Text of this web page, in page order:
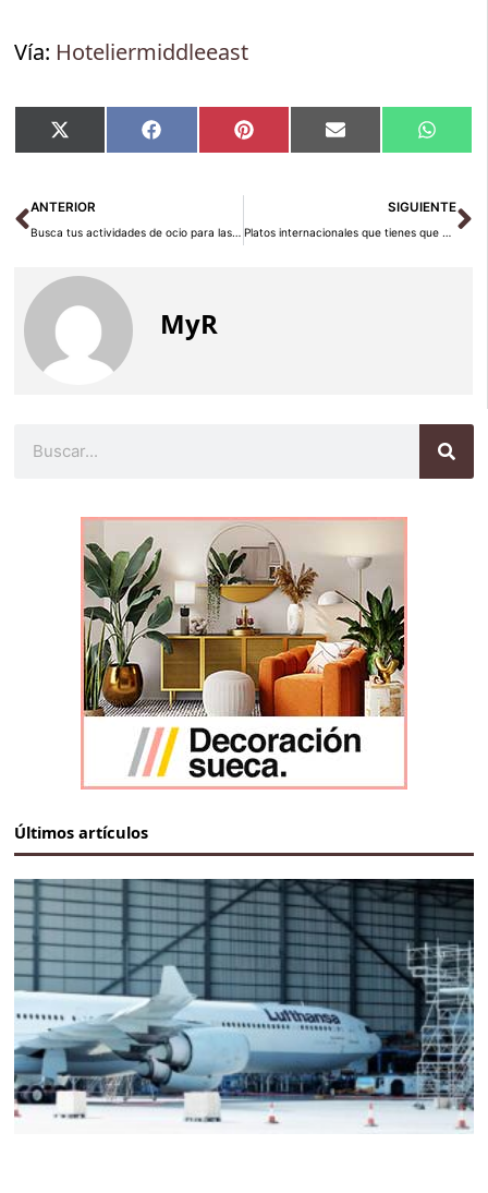
Vía: Hoteliermiddleeast
Compartir
en
X
(Twitter)
Compartir
en
Facebook Compartir
en
Pinterest Compartir
en
Email
en
Ant
ANTERIOR
Busca tus actividades de ocio para las fiestas que se avecinan
SIGUIENTE
Platos internacionales que tienes que probar una vez en la vida
MyR
Últimos artículos